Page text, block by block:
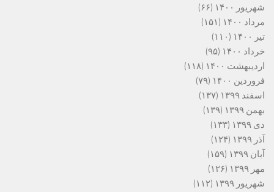
شهریور ۱۴۰۰
(۶۶)
مرداد ۱۴۰۰
(۱۵۱)
تیر ۱۴۰۰
(۱۱۰)
خرداد ۱۴۰۰
(۹۵)
اردیبهشت ۱۴۰۰
(۱۱۸)
فروردین ۱۴۰۰
(۷۹)
اسفند ۱۳۹۹
(۱۳۷)
بهمن ۱۳۹۹
(۱۳۹)
دی ۱۳۹۹
(۱۳۳)
آذر ۱۳۹۹
(۱۲۴)
آبان ۱۳۹۹
(۱۵۹)
مهر ۱۳۹۹
(۱۲۶)
شهریور ۱۳۹۹
(۱۱۲)